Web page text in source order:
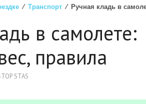
⁄ Транспорт ⁄ Ручная кладь в
в самолете:
правила
STAS